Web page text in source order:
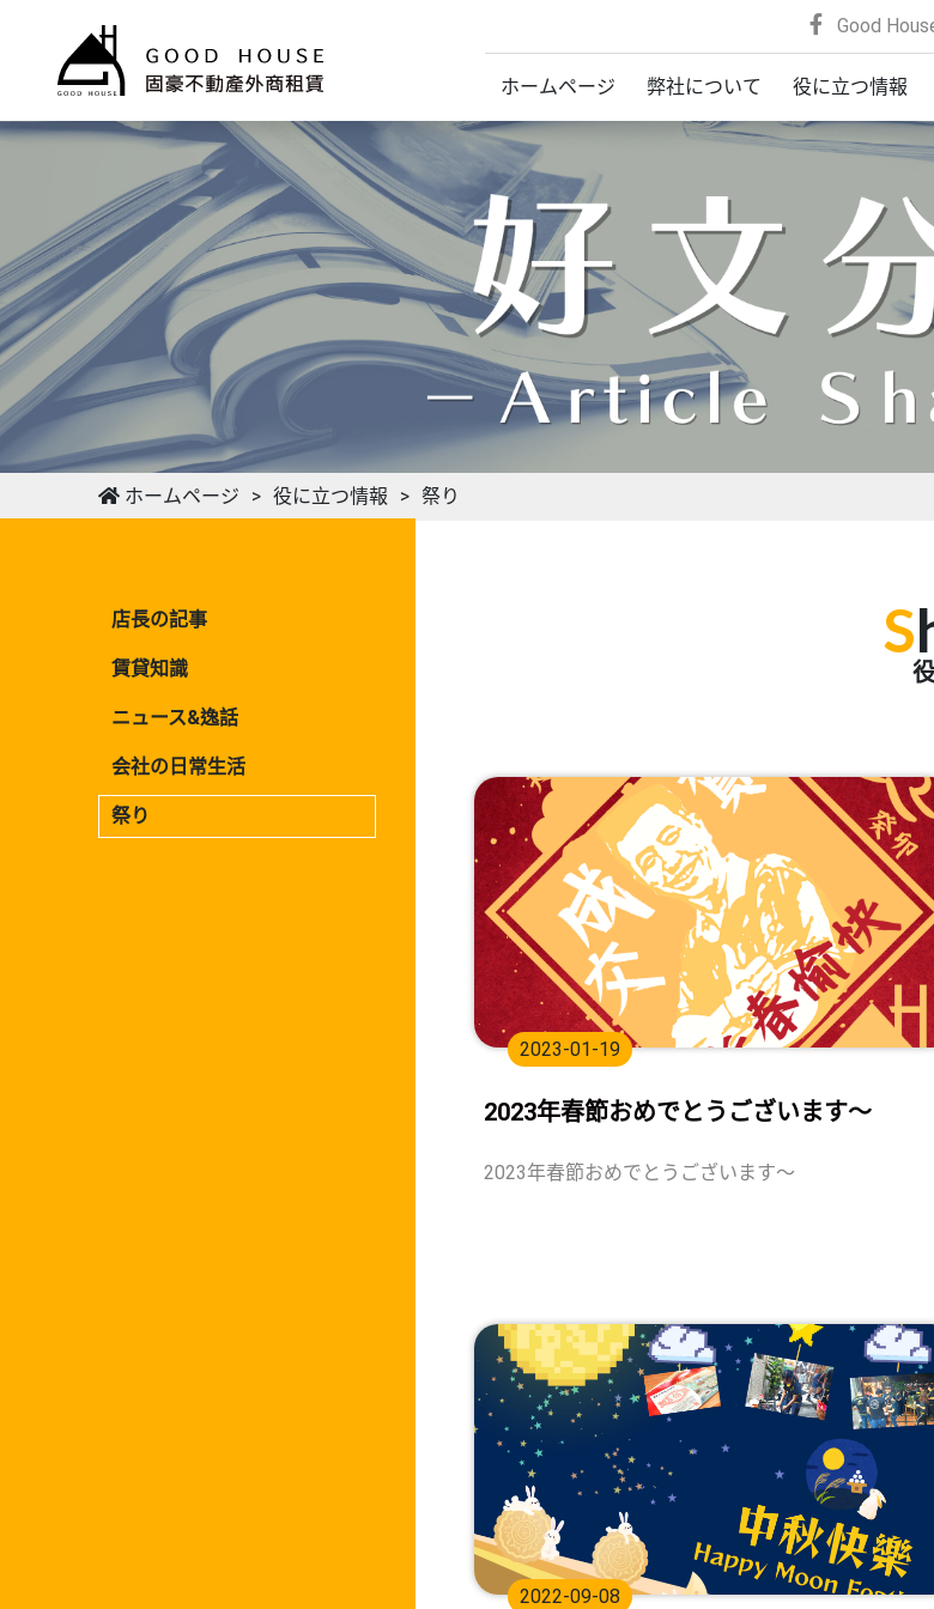
Good
ホームページ 弊社について 役に立つ情報
ホームページ 役に立つ情報 祭り
店長の記事
賃貸知識
ニュース&逸話
会社の日常生活
祭り
S
2023-01-19
2023年春節おめでとうございます〜
2023年春節おめでとうございます〜
2022-09-08